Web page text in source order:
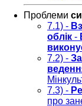
Проблеми
7.1) -
облік -
7.2) -
7.3) -
про